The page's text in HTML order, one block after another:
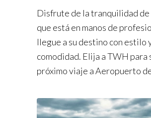
Disfrute de la tranquilidad de
que está en manos de
llegue a su destino con estilo
comodidad. Elija a TWH para
próximo viaje a Aeropuerto